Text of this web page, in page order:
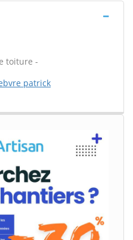
toiture -
patrick